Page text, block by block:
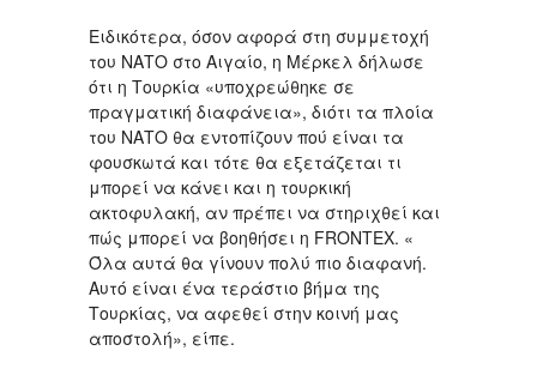
Ειδικότερα, όσον αφορά στη συμμετοχή
του ΝΑΤΟ στο Αιγαίο, η Μέρκελ δήλωσε
ότι η Τουρκία «υποχρεώθηκε σε
πραγματική διαφάνεια», διότι τα πλοία
του ΝΑΤΟ θα εντοπίζουν πού είναι τα
φουσκωτά και τότε θα εξετάζεται τι
μπορεί να κάνει και η τουρκική
ακτοφυλακή, αν πρέπει να στηριχθεί και
πώς μπορεί να βοηθήσει η FRONTEX. «
Όλα αυτά θα γίνουν πολύ πιο διαφανή.
Αυτό είναι ένα τεράστιο βήμα της
Τουρκίας, να αφεθεί στην κοινή μας
αποστολή», είπε.